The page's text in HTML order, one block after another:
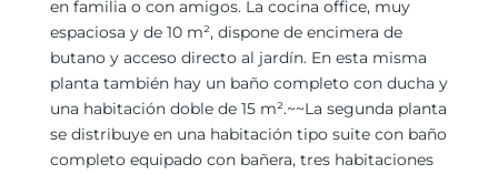
en familia o con amigos. La cocina office, muy
espaciosa y de 10 m², dispone de encimera de
butano y acceso directo al jardín. En esta misma
planta también hay un baño completo con ducha y
una habitación doble de 15 m².~~La segunda planta
se distribuye en una habitación tipo suite con baño
completo equipado con bañera, tres habitaciones